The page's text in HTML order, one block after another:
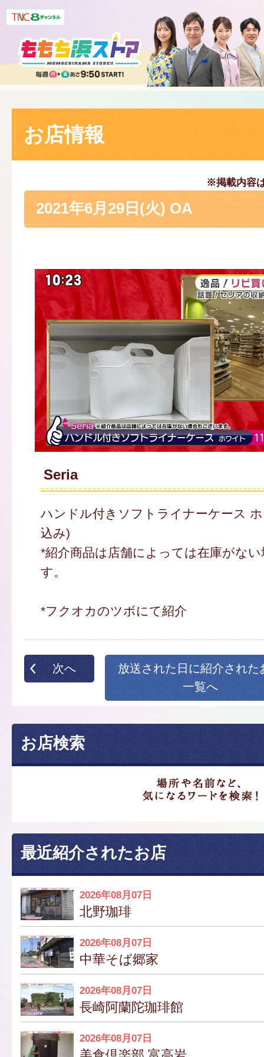
お店情報
※掲載内容
2021年6月29日(火) OA
Seria
ハンドル付きソフトライナーケース
込み)
*紹介商品は店舗によっては在庫がな
す。
*フクオカのツボにて紹介
次へ
放送された日に紹介された
一覧へ
お店検索
最近紹介されたお店
2026年08月07日
北野珈琲
2026年08月07日
中華そば郷家
2026年08月07日
長崎阿蘭陀珈琲館
2026年08月07日